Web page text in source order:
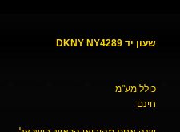
שעון יד DKNY NY4289
כולל מע"מ
חינם